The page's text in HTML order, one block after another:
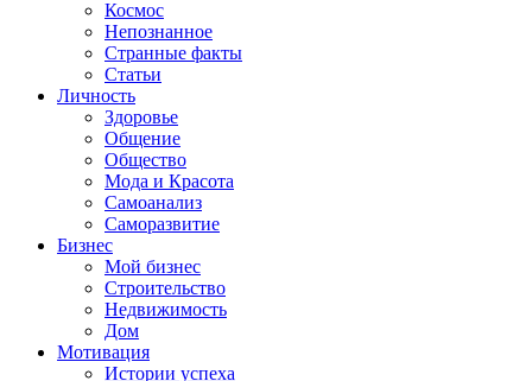
Космос
Непознанное
Странные факты
Статьи
Личность
Здоровье
Общение
Общество
Мода и Красота
Самоанализ
Саморазвитие
Бизнес
Мой бизнес
Строительство
Недвижимость
Дом
Мотивация
Истории успеха